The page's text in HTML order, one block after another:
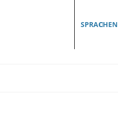
SPRACHEN